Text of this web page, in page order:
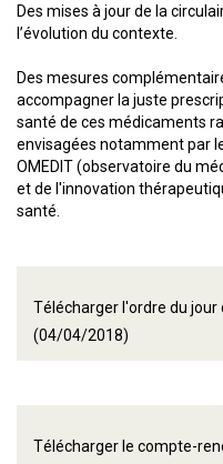
Des mises à jour de la
l’évolution du contexte.
Des mesures
accompagner la juste
santé de ces médicaments
envisagées notamment par
OMEDIT (observatoire du
et de l'innovation
santé.
Télécharger l'ordre du jour
(04/04/2018)
Télécharger le compte-